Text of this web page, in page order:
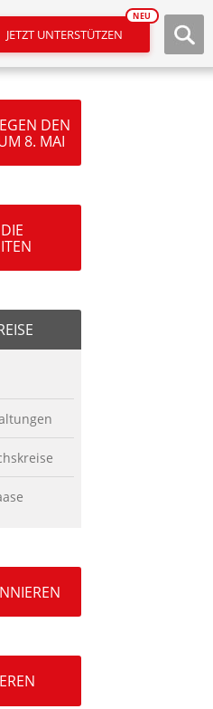
JETZT UNTERSTÜTZEN
NEU
DEN
8. MAI